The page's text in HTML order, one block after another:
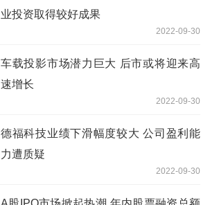
业投资取得较好成果
2022-09-30
车载投影市场潜力巨大 后市或将迎来高
速增长
2022-09-30
德福科技业绩下滑幅度较大 公司盈利能
力遭质疑
2022-09-30